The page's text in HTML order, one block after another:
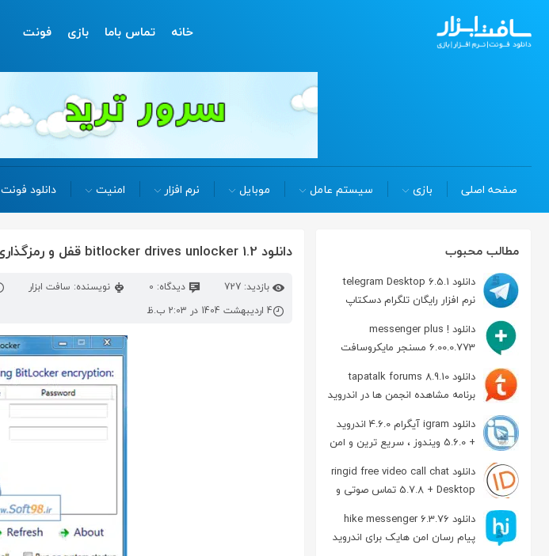
خانه تماس باما بازی فونت
صفحه اصلی بازی سیستم عامل موبایل نرم افزار امنیت دانلود فونت
مطالب محبوب
دانلود telegram Desktop 6.5.1
نرم افزار رایگان تلگرام دسکتاپ
دانلود messenger plus !
6.00.0.773 مسنجر مایکروسافت
دانلود tapatalk forums 8.9.10
برنامه مشاهده انجمن ها در اندروید
دانلود igram آیگرام 4.6.0 اندروید
+ 5.6.0 ویندوز ، سریع ترین و امن
ترین نسخه تلگرام
دانلود ringid free video call chat
5.7.8 + Desktop تماس صوتی و
تصویری در اندروید
دانلود hike messenger 6.3.76
پیام‌ رسان‌ امن هایک برای اندروید
دانلود bitlocker drives unlocker 1.2 قفل و رمزگذاری درایوها
بازدید: 727 دیدگاه: 0 نویسنده: سافت ابزار
4 اردیبهشت 1404 در 2:03 ب.ظ